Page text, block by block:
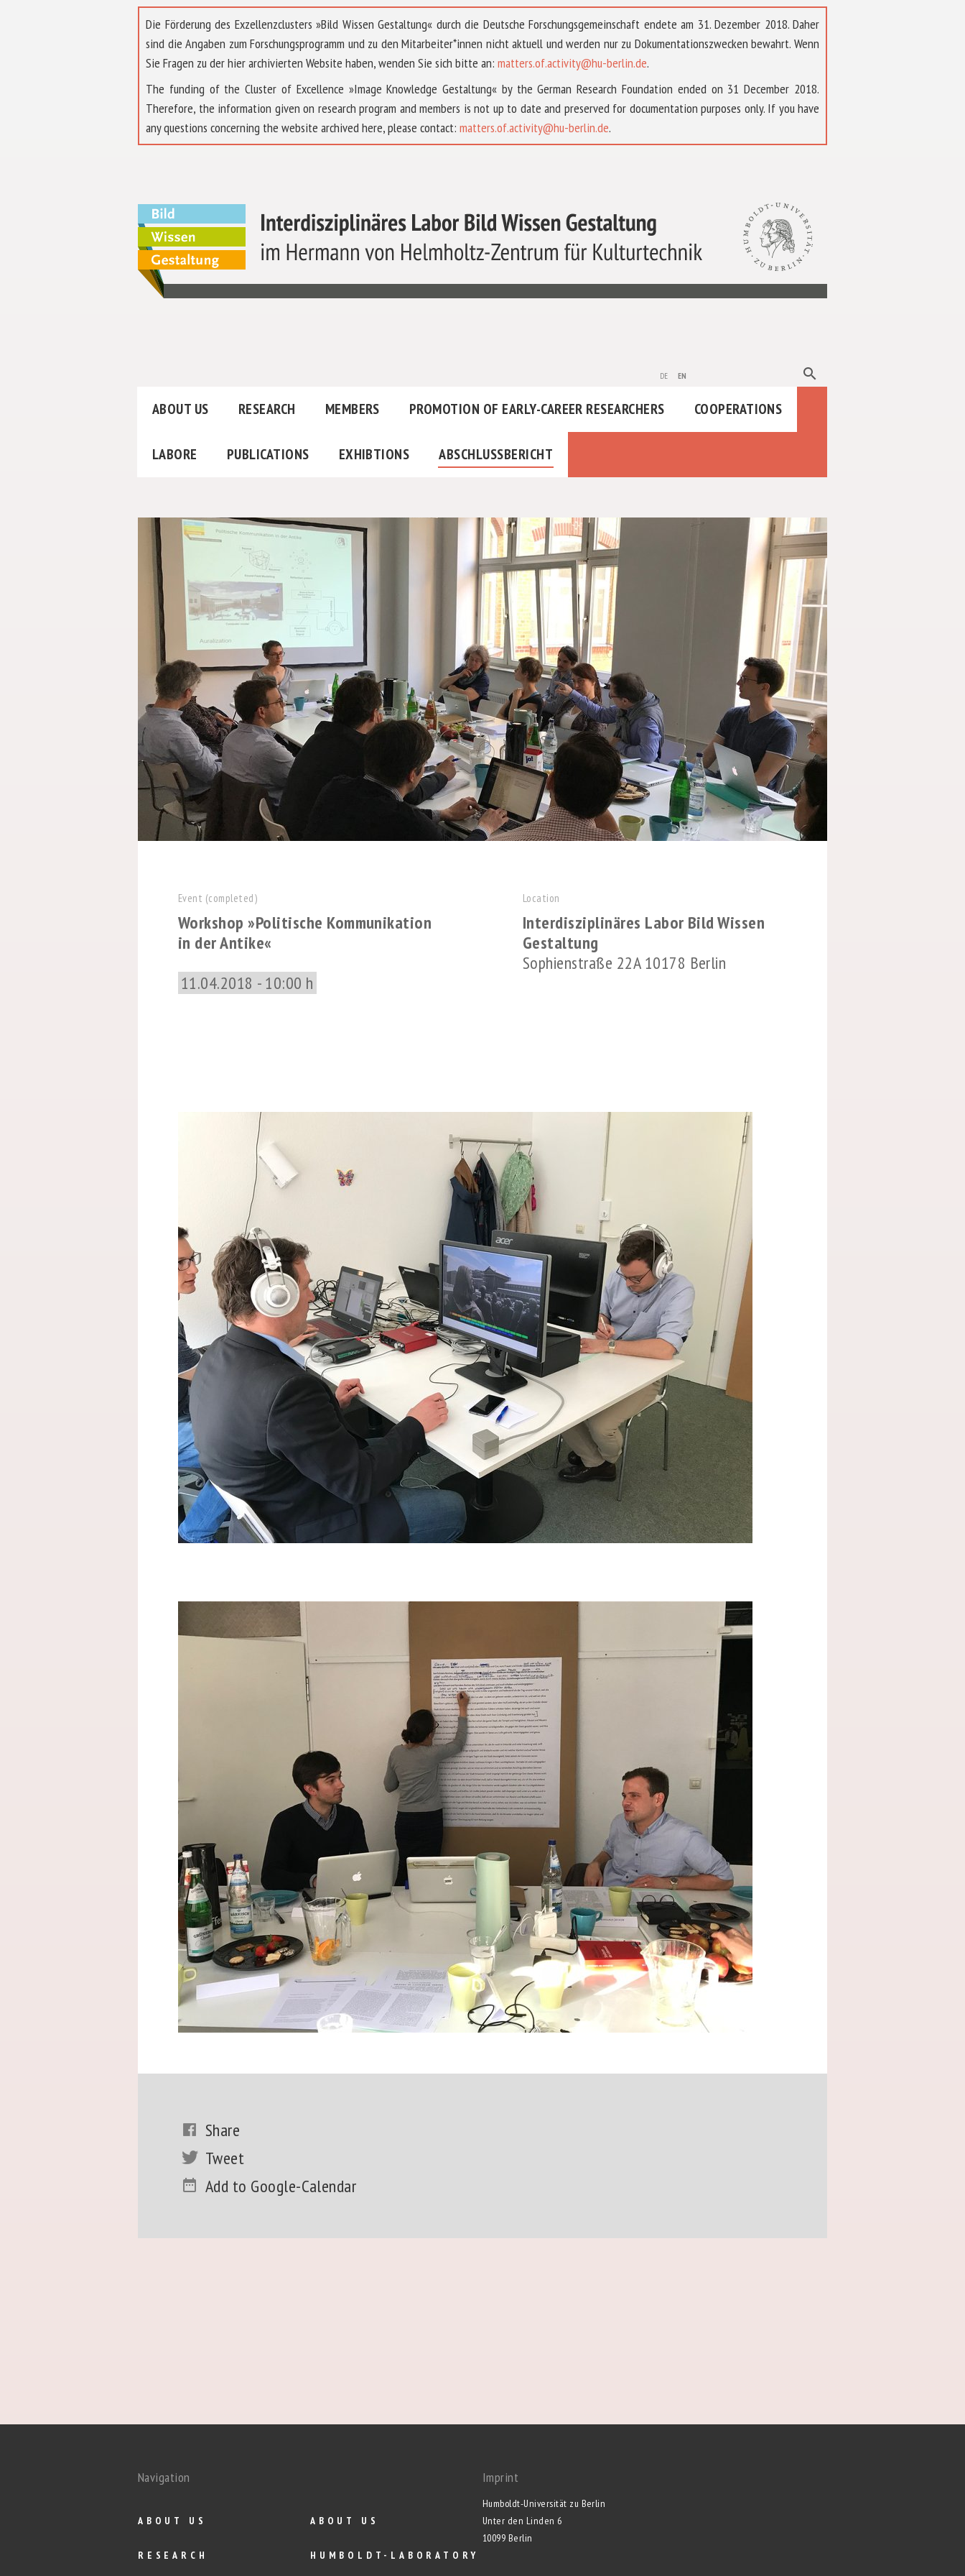
Die Förderung des Exzellenzclusters »Bild Wissen Gestaltung« durch die Deutsche Forschungsgemeinschaft endete am 31. Dezember 2018. Daher
sind die Angaben zum Forschungsprogramm und zu den Mitarbeiter*innen nicht aktuell und werden nur zu Dokumentationszwecken bewahrt. Wenn
Sie Fragen zu der hier archivierten Website haben, wenden Sie sich bitte an: matters.of.activity@hu-berlin.de.
The funding of the Cluster of Excellence »Image Knowledge Gestaltung« by the German Research Foundation ended on 31 December 2018.
Therefore, the information given on research program and members is not up to date and preserved for documentation purposes only. If you have
any questions concerning the website archived here, please contact: matters.of.activity@hu-berlin.de.
de en search
ABOUT US RESEARCH MEMBERS PROMOTION OF EARLY-CAREER RESEARCHERS COOPERATIONS
LABORE PUBLICATIONS EXHIBTIONS ABSCHLUSSBERICHT
Event (completed)
Workshop »Politische Kommunikation
in der Antike«
11.04.2018 - 10:00 h
Location
Interdisziplinäres Labor Bild Wissen
Gestaltung
Sophienstraße 22A 10178 Berlin
Share
Tweet
Add to Google-Calendar
Navigation
ABOUT US
RESEARCH
ABOUT US
HUMBOLDT-LABORATORY
Imprint
Humboldt-Universität zu Berlin
Unter den Linden 6
10099 Berlin